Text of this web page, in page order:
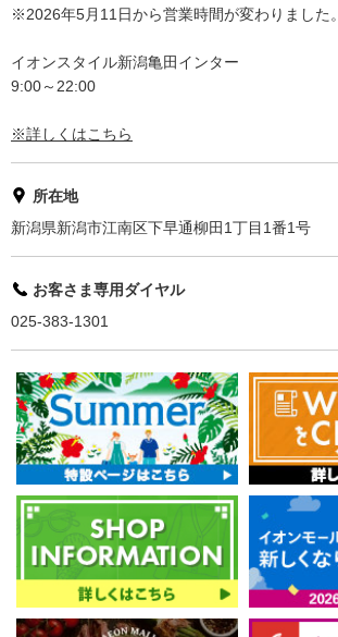
※2026年5月11日から営業時間が変わりました。
イオンスタイル新潟亀田インター
9:00～22:00
※詳しくはこちら
所在地
新潟県新潟市江南区下早通柳田1丁目1番1号
お客さま専用ダイヤル
025-383-1301